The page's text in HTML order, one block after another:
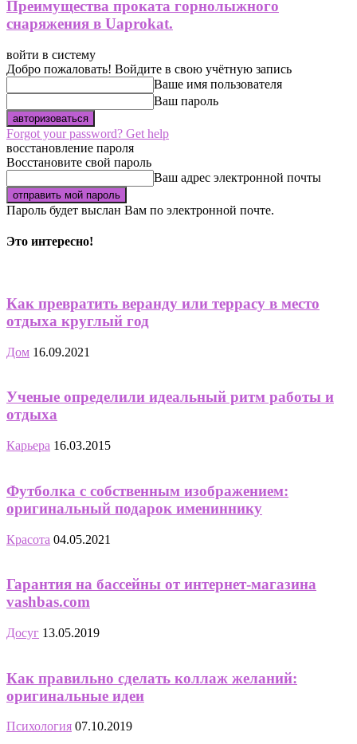
Преимущества проката горнолыжного
снаряжения в Uaprokat.
войти в систему
Добро пожаловать! Войдите в свою учётную запись
Ваше имя пользователя
Ваш пароль
Forgot your password? Get help
восстановление пароля
Восстановите свой пароль
Ваш адрес электронной почты
Пароль будет выслан Вам по электронной почте.
Это интересно!
Как превратить веранду или террасу в место
отдыха круглый год
Дом 16.09.2021
Ученые определили идеальный ритм работы и
отдыха
Карьера 16.03.2015
Футболка с собственным изображением:
оригинальный подарок имениннику
Красота 04.05.2021
Гарантия на бассейны от интернет-магазина
vashbas.com
Досуг 13.05.2019
Как правильно сделать коллаж желаний:
оригинальные идеи
Психология 07.10.2019